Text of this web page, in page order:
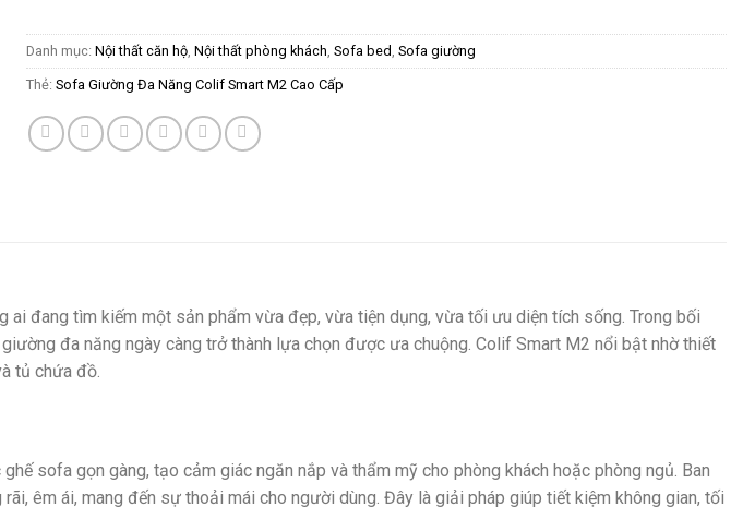
Danh mục: Nội thất căn hộ Nội thất phòng khách Sofa bed Sofa giường
Thẻ: Sofa Giường Đa Năng Colif Smart M2 Cao Cấp
đang tìm kiếm một sản phẩm vừa đẹp, vừa tiện dụng, vừa tối ưu diện tích sống. Trong bối
đa năng ngày càng trở thành lựa chọn được ưa chuộng. Colif Smart M2 nổi bật nhờ thiết
tủ chứa đồ.
sofa gọn gàng, tạo cảm giác ngăn nắp và thẩm mỹ cho phòng khách hoặc phòng ngủ. Ban
êm ái, mang đến sự thoải mái cho người dùng. Đây là giải pháp giúp tiết kiệm không gian, tối